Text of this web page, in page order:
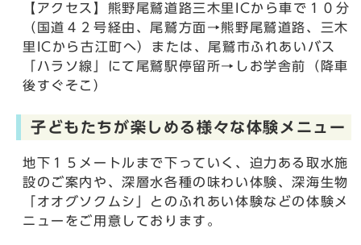
【アクセス】熊野尾鷲道路三木里ICから車で１０分
（国道４２号経由、尾鷲方面→熊野尾鷲道路、三木
里ICから古江町へ）または、尾鷲市ふれあいバス
「ハラソ線」にて尾鷲駅停留所→しお学舎前（降車
後すぐそこ）
子どもたちが楽しめる様々な体験メニュー
地下１５メートルまで下っていく、迫力ある取水施
設のご案内や、深層水各種の味わい体験、深海生物
「オオグソクムシ」とのふれあい体験などの体験メ
ニューをご用意しております。